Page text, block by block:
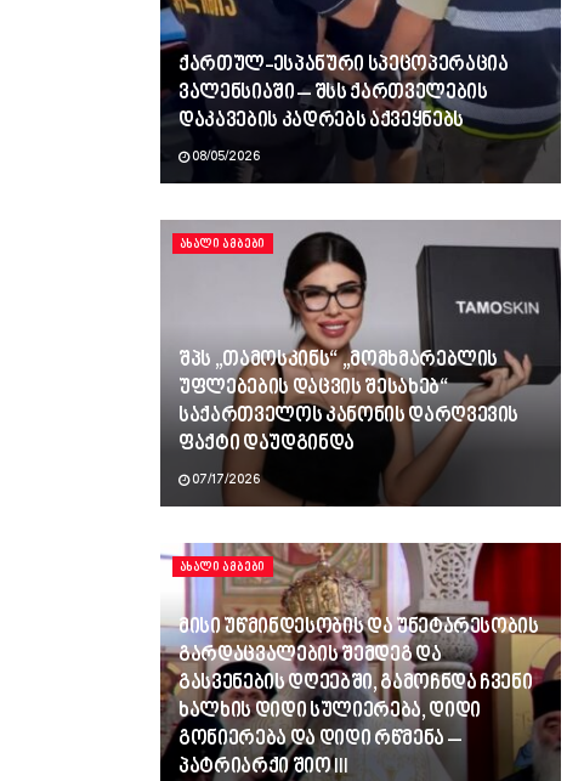
ქართულ-ესპანური სპეცოპერაცია
ვალენსიაში – შსს ქართველების
დაკავების კადრებს აქვეყნებს
08/05/2026
ᲐᲮᲐᲚᲘ ᲐᲛᲑᲔᲑᲘ
შპს „თამოსკინს“ „მომხმარებლის
უფლებების დაცვის შესახებ“
საქართველოს კანონის დარღვევის
ფაქტი დაუდგინდა
07/17/2026
ᲐᲮᲐᲚᲘ ᲐᲛᲑᲔᲑᲘ
მისი უწმინდესობის და უნეტარესობის
გარდაცვალების შემდეგ და
გასვენების დღეებში, გამოჩნდა ჩვენი
ხალხის დიდი სულიერება, დიდი
გონიერება და დიდი რწმენა –
პატრიარქი შიო III